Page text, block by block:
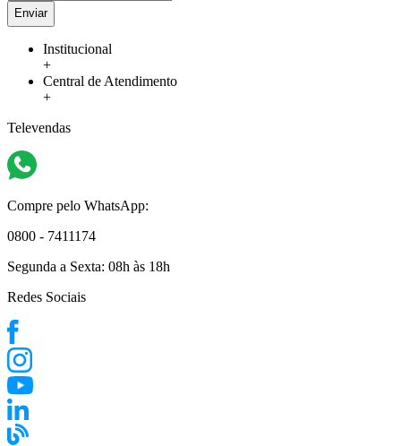
Enviar
Institucional
+
Central de Atendimento
+
Televendas
Compre pelo WhatsApp:
0800 - 7411174
Segunda a Sexta: 08h às 18h
Redes Sociais